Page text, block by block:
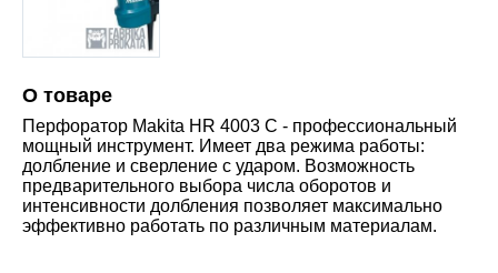
О товаре
Перфоратор Makita HR 4003 C - профессиональный
мощный инструмент. Имеет два режима работы:
долбление и сверление с ударом. Возможность
предварительного выбора числа оборотов и
интенсивности долбления позволяет максимально
эффективно работать по различным материалам.